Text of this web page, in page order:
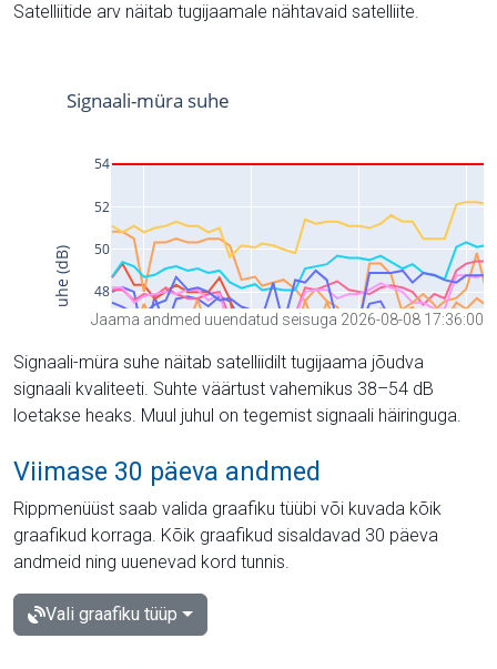
Satelliitide arv näitab tugijaamale nähtavaid satelliite.
Jaama andmed uuendatud seisuga 2026-08-08 17:36:00
Signaali-müra suhe näitab satelliidilt tugijaama jõudva
signaali kvaliteeti. Suhte väärtust vahemikus 38–54 dB
loetakse heaks. Muul juhul on tegemist signaali häiringuga.
Viimase 30 päeva andmed
Rippmenüüst saab valida graafiku tüübi või kuvada kõik
graafikud korraga. Kõik graafikud sisaldavad 30 päeva
andmeid ning uuenevad kord tunnis.
Vali graafiku tüüp